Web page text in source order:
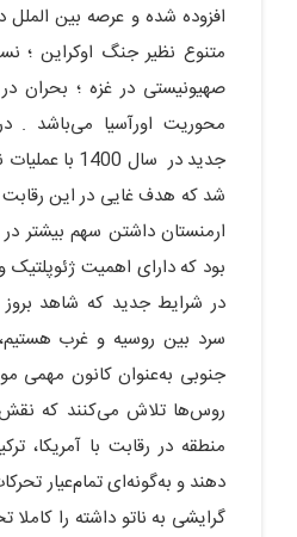
افزوده شده و عرصه بین الملل
متنوع نظیر جنگ اوکراین ؛
صهیونیستی در غزه ؛ بحران
محوریت اورآسیا می‌باشد .
جدید در سال
شد که هدف غایی در این
ارمنستان داشتن سهم بیشتر
بود که دارای اهمیت
در شرایط جدید که شاهد
سرد بین روسیه و غرب
جنوبی به‌عنوان کانون مهمی
روس‌ها تلاش می‌کنند که نقش
منطقه در رقابت با آمریکا،
دهند و به‌گونه‌ای تمام‌عیار
گرایشی به ناتو داشته را کاملا